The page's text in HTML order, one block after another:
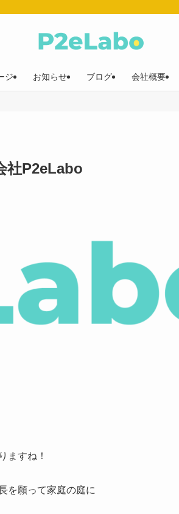
ジ お知らせ ブログ 会社概要
社P2eLabo
ますね！
を願って家庭の庭に